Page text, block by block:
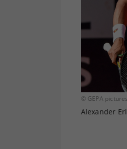
© GEPA
Alexander